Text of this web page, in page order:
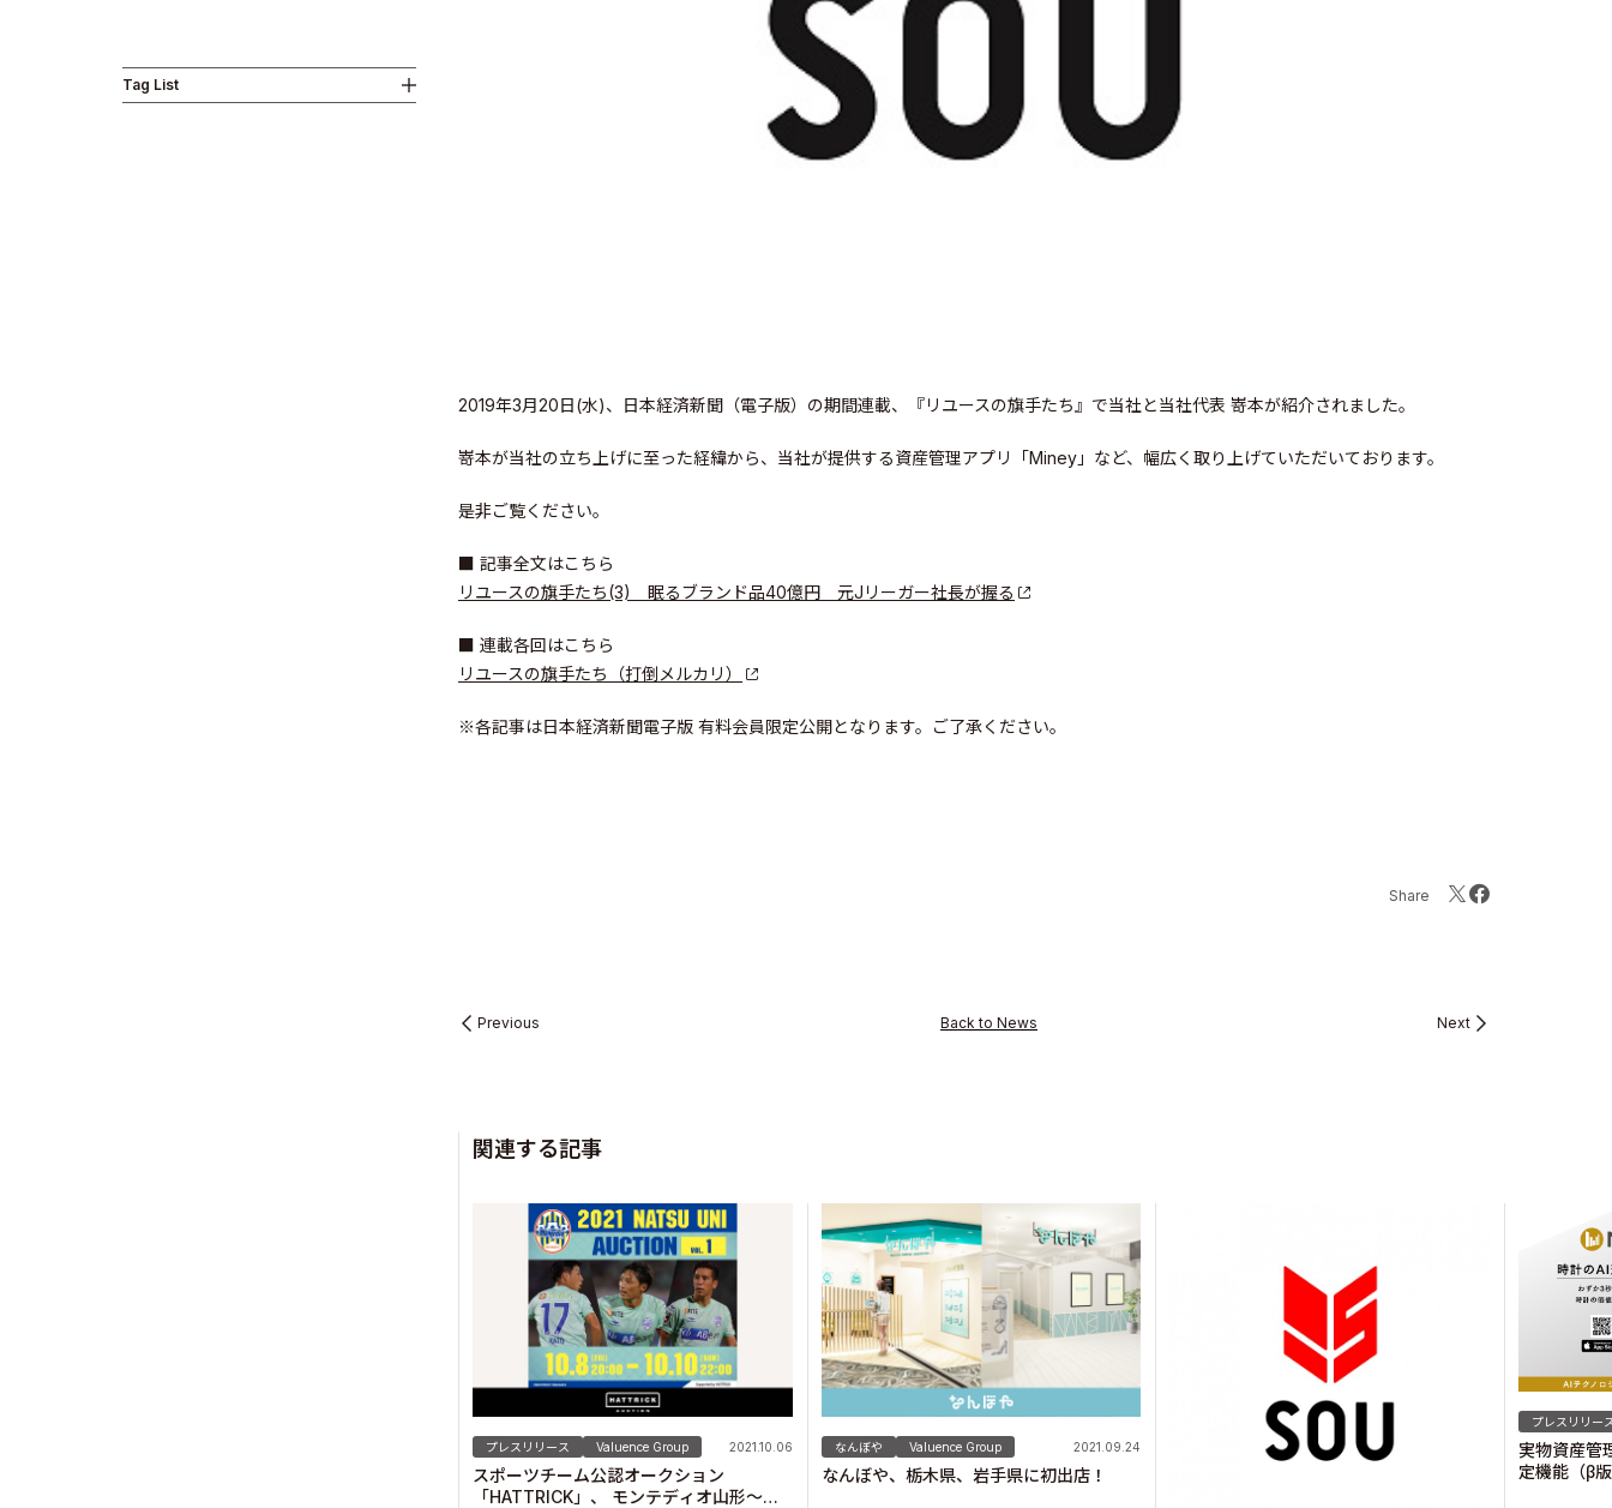
Investor Relations
Sustainability
Tag List
2019年3月20日(水)、日本経済新聞（電子版）の期間連載、『リユースの旗手たち』で当社と当社代表 嵜本が紹介されました。
嵜本が当社の立ち上げに至った経緯から、当社が提供する資産管理アプリ「Miney」など、幅広く取り上げていただいております。
是非ご覧ください。
■ 記事全文はこちら
リユースの旗手たち(3) 眠るブランド品40億円 元Jリーガー社長が握る
■ 連載各回はこちら
リユースの旗手たち（打倒メルカリ）
※各記事は日本経済新聞電子版 有料会員限定公開となります。ご了承ください。
Share
Previous Back to News Next
関連する記事
プレスリリース Valuence Group 2021.10.06
スポーツチーム公認オークション
「HATTRICK」、 モンテディオ山形〜
なんぼや Valuence Group 2021.09.24
なんぼや、栃木県、岩手県に初出店！
プレスリリー
実物資産管
定機能（β